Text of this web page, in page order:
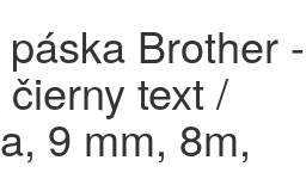
Brother -
text /
9 mm, 8m,